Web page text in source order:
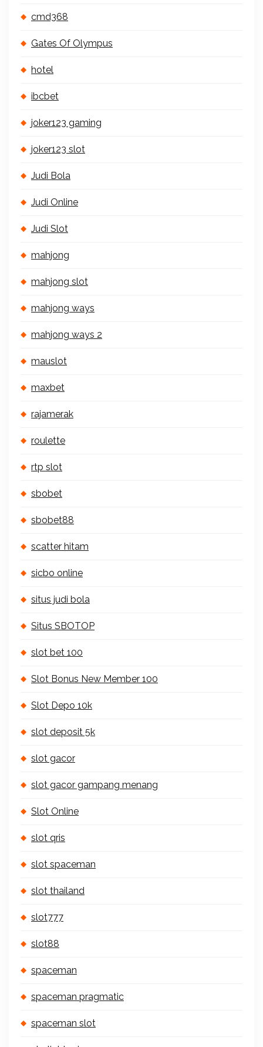
cmd368
Gates Of Olympus
hotel
ibcbet
joker123 gaming
joker123 slot
Judi Bola
Judi Online
Judi Slot
mahjong
mahjong slot
mahjong ways
mahjong ways 2
mauslot
maxbet
rajamerak
roulette
rtp slot
sbobet
sbobet88
scatter hitam
sicbo online
situs judi bola
Situs SBOTOP
slot bet 100
Slot Bonus New Member 100
Slot Depo 10k
slot deposit 5k
slot gacor
slot gacor gampang menang
Slot Online
slot qris
slot spaceman
slot thailand
slot777
slot88
spaceman
spaceman pragmatic
spaceman slot